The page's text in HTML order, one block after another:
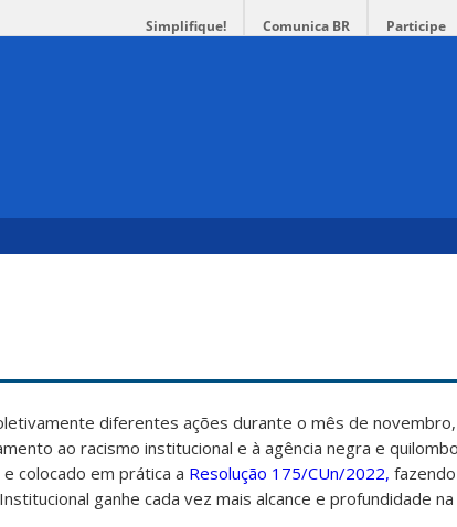
Simplifique! Comunica BR Participe
diferentes ações durante o mês de
ao racismo institucional e à agência negra e
colocado em prática a Resolução 175/CUn/2022,
ganhe cada vez mais alcance e profundidade na